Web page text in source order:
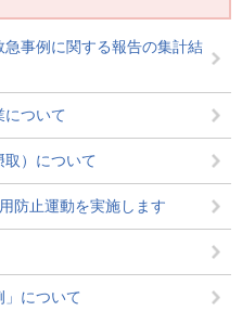
事例に関する報告の集計結
について
）について
防止運動を実施します
」について